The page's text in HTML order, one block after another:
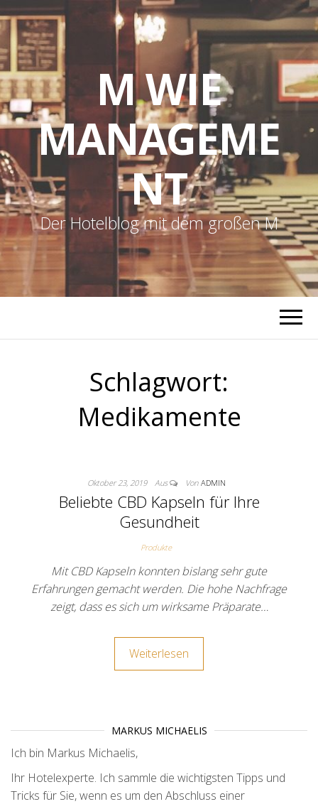
M WIE
MANAGEME
NT
Der Hotelblog mit dem großen M
Schlagwort:
Medikamente
Oktober 23, 2019 Aus Von ADMIN
Beliebte CBD Kapseln für Ihre
Gesundheit
Produkte
Mit CBD Kapseln konnten bislang sehr gute
Erfahrungen gemacht werden. Die hohe Nachfrage
zeigt, dass es sich um wirksame Präparate…
Weiterlesen
MARKUS MICHAELIS
Ich bin Markus Michaelis,
Ihr Hotelexperte. Ich sammle die wichtigsten Tipps und
Tricks für Sie, wenn es um den Abschluss einer